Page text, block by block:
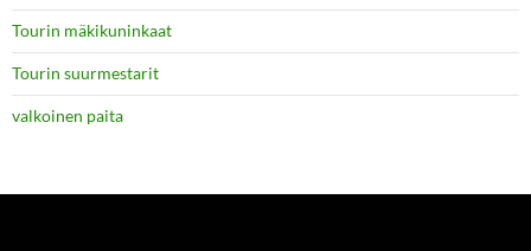
Tourin mäkikuninkaat
Tourin suurmestarit
valkoinen paita